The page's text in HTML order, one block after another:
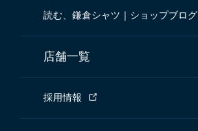
読む、鎌倉シャツ｜ショップブログ
店舗一覧
採用情報